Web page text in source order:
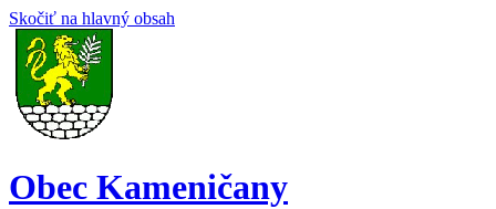
Skočiť na hlavný obsah
Obec Kameničany